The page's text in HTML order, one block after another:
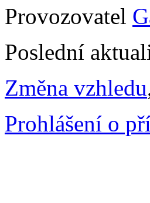
Provozovatel
Poslední
Změna vzhledu
Prohlášení o